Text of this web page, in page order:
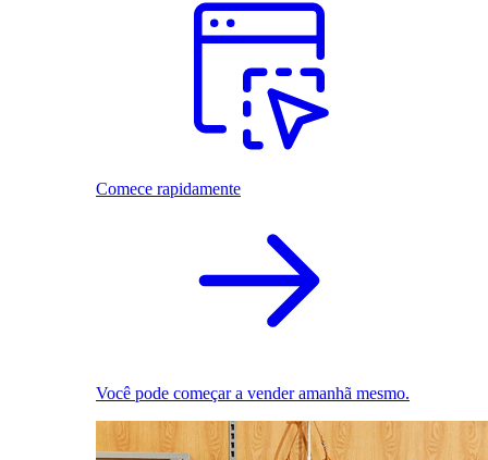
Comece rapidamente
Você pode começar a vender amanhã mesmo.